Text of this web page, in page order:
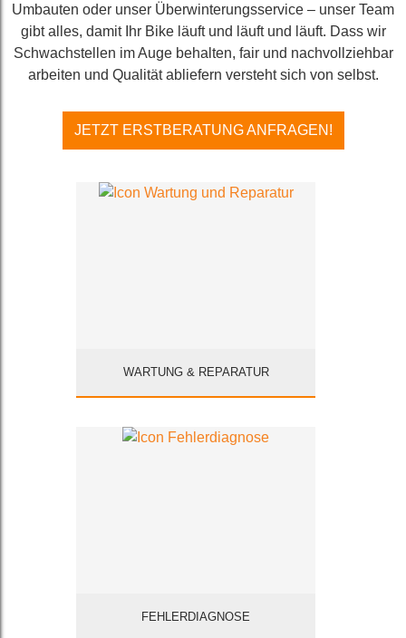
Umbauten oder unser Überwinterungsservice – unser Team
gibt alles, damit Ihr Bike läuft und läuft und läuft. Dass wir
Schwachstellen im Auge behalten, fair und nachvollziehbar
arbeiten und Qualität abliefern versteht sich von selbst.
JETZT ERSTBERATUNG ANFRAGEN!
WARTUNG & REPARATUR
FEHLERDIAGNOSE